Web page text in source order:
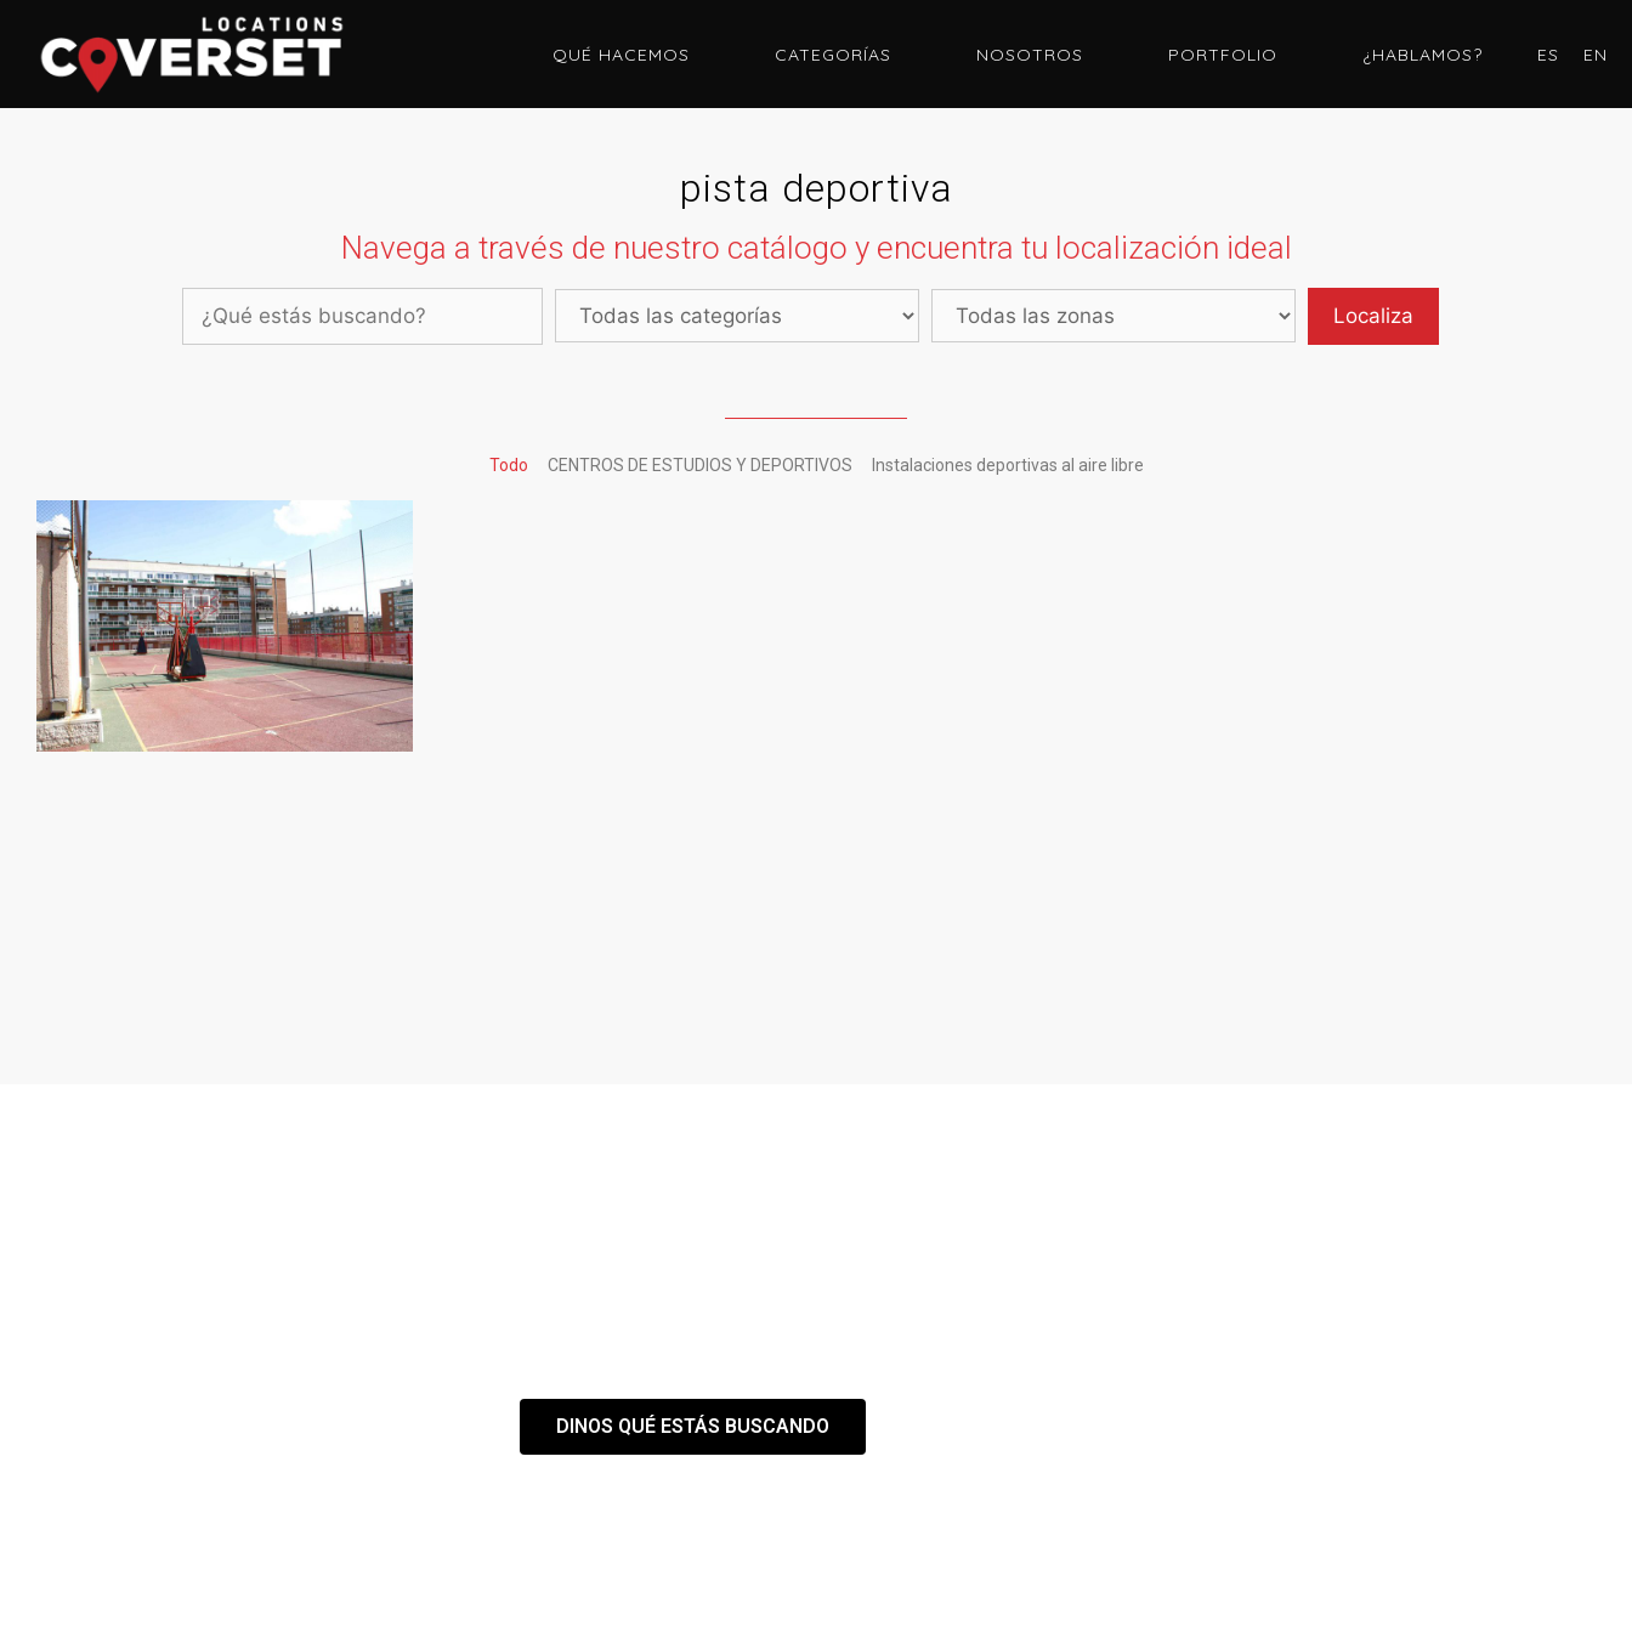
QUÉ HACEMOS CATEGORÍAS NOSOTROS PORTFOLIO ¿HABLAMOS? ES EN
pista deportiva
Navega a través de nuestro catálogo y encuentra tu localización ideal
Todo CENTROS DE ESTUDIOS Y DEPORTIVOS Instalaciones deportivas al aire libre
DINOS QUÉ ESTÁS BUSCANDO